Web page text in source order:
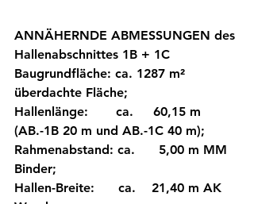
ANNÄHERNDE ABMESSUNGEN des
Hallenabschnittes 1B + 1C
Baugrundfläche: ca. 1287 m²
überdachte Fläche;
Hallenlänge:       ca.     60,15 m
(AB.-1B 20 m und AB.-1C 40 m);
Rahmenabstand: ca.      5,00 m MM
Binder;
Hallen-Breite:      ca.    21,40 m AK